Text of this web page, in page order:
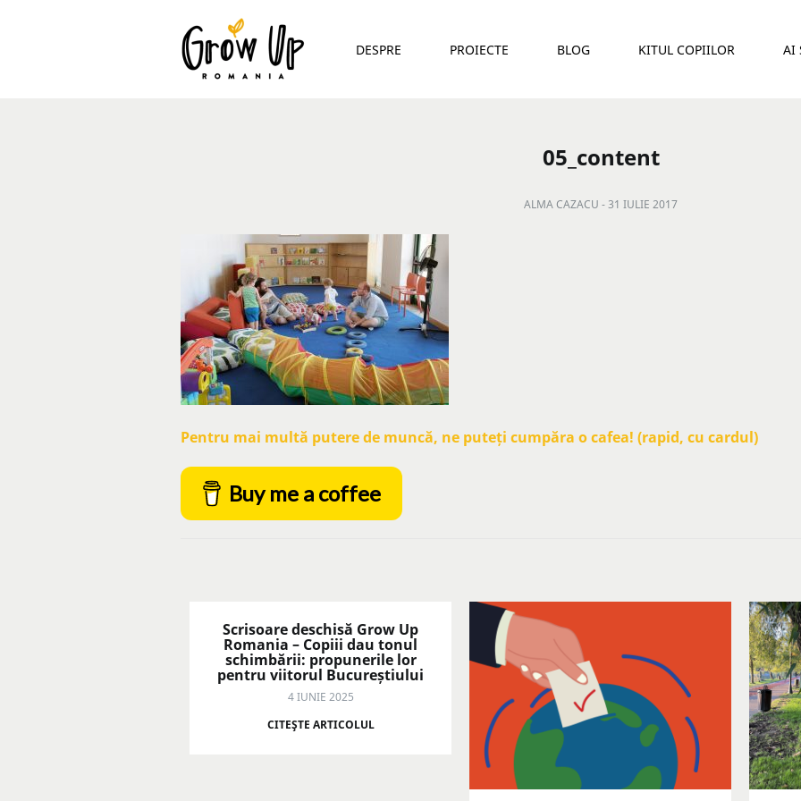
DESPRE PROIECTE BLOG KITUL COPIILOR AI
05_content
ALMA CAZACU -31 IULIE 2017
Pentru mai multă putere de muncă, ne puteți cumpăra o cafea! (rapid, cu cardul)
Buy me a coffee
Scrisoare deschisă Grow Up
Romania – Copiii dau tonul
schimbării: propunerile lor
pentru viitorul Bucureștiului
4 IUNIE 2025
CITEŞTE ARTICOLUL